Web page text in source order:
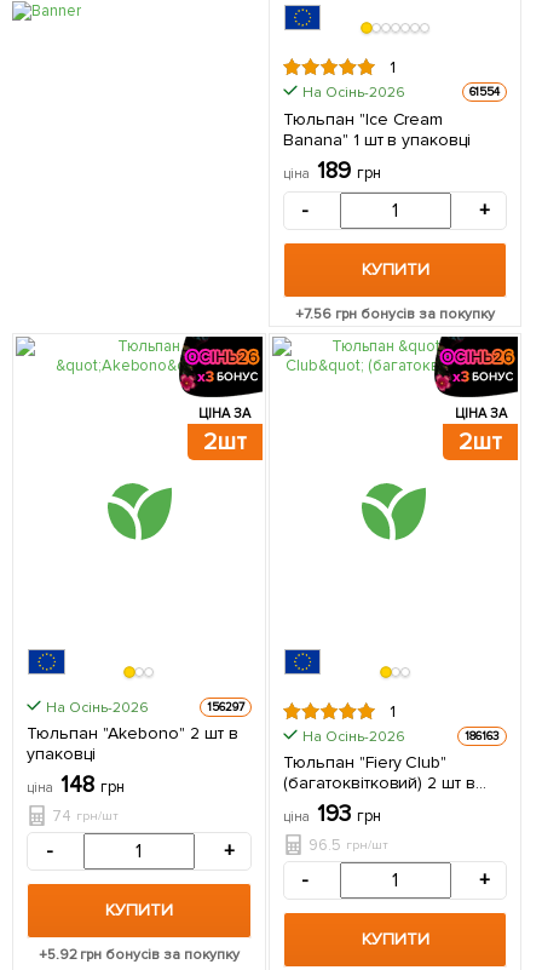
1
На Осінь-2026 61554
Тюльпан "Ice Cream
Banana" 1 шт в упаковці
ціна 189 грн
- +
КУПИТИ
+7.56 грн бонусів за покупку
ЦІНА ЗА
2шт
На Осінь-2026 156297
Тюльпан "Akebono" 2 шт в
упаковці
ціна 148 грн
74 грн/шт
- +
КУПИТИ
+5.92грн бонусів за покупку
ЦІНА ЗА
2шт
1
На Осінь-2026 186163
Тюльпан "Fiery Club"
(багатоквітковий) 2 шт в
упаковці
ціна 193 грн
96.5 грн/шт
- +
КУПИТИ